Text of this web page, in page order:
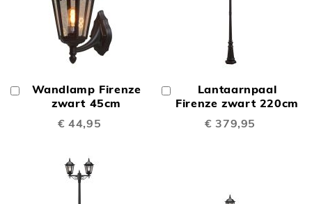
Wandlamp Firenze
zwart 45cm
€ 44,95
Winkelwagen
Lantaarnpaal
Firenze zwart 220cm
€ 379,95
Winkelwagen